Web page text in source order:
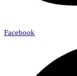
Facebook